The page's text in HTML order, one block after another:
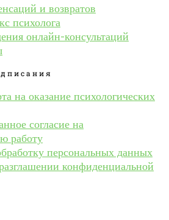
и возвратов
психолога
онлайн-консультаций
на оказание психологических
согласие на
работу
персональных данных
конфиденциальной